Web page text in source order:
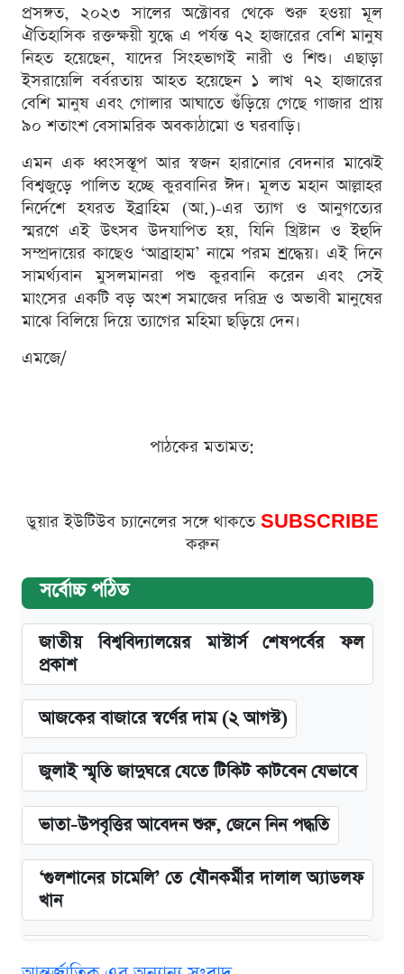
প্রসঙ্গত, ২০২৩ সালের অক্টোবর থেকে শুরু হওয়া মূল
ঐতিহাসিক রক্তক্ষয়ী যুদ্ধে এ পর্যন্ত ৭২ হাজারের বেশি মানুষ
নিহত হয়েছেন, যাদের সিংহভাগই নারী ও শিশু। এছাড়া
ইসরায়েলি বর্বরতায় আহত হয়েছেন ১ লাখ ৭২ হাজারের
বেশি মানুষ এবং গোলার আঘাতে গুঁড়িয়ে গেছে গাজার প্রায়
৯০ শতাংশ বেসামরিক অবকাঠামো ও ঘরবাড়ি।
এমন এক ধ্বংসস্তূপ আর স্বজন হারানোর বেদনার মাঝেই
বিশ্বজুড়ে পালিত হচ্ছে কুরবানির ঈদ। মূলত মহান আল্লাহর
নির্দেশে হযরত ইব্রাহিম (আ.)-এর ত্যাগ ও আনুগত্যের
স্মরণে এই উৎসব উদযাপিত হয়, যিনি খ্রিষ্টান ও ইহুদি
সম্প্রদায়ের কাছেও ‘আব্রাহাম’ নামে পরম শ্রদ্ধেয়। এই দিনে
সামর্থ্যবান মুসলমানরা পশু কুরবানি করেন এবং সেই
মাংসের একটি বড় অংশ সমাজের দরিদ্র ও অভাবী মানুষের
মাঝে বিলিয়ে দিয়ে ত্যাগের মহিমা ছড়িয়ে দেন।
এমজে/
পাঠকের মতামত:
ডুয়ার ইউটিউব চ্যানেলের সঙ্গে থাকতে SUBSCRIBE
করুন
সর্বোচ্চ পঠিত
জাতীয় বিশ্ববিদ্যালয়ের মাস্টার্স শেষপর্বের ফল
প্রকাশ
আজকের বাজারে স্বর্ণের দাম (২ আগস্ট)
জুলাই স্মৃতি জাদুঘরে যেতে টিকিট কাটবেন যেভাবে
ভাতা-উপবৃত্তির আবেদন শুরু, জেনে নিন পদ্ধতি
‘গুলশানের চামেলি’ তে যৌনকর্মীর দালাল অ্যাডলফ
খান